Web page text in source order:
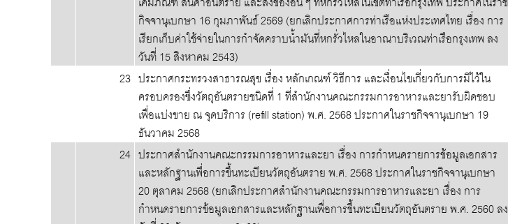
กิจจานุเบกษา 16 กุมภาพันธ์ 2569 (ยกเลิกประกาศการท่าเรือแห่งประเทศไทย เรื่อง การ
เรียกเก็บค่าใช้จ่ายในการกำจัดคราบน้ำมันที่หกรั่วไหลในอาณาบริเวณท่าเรือกรุงเทพ ลง
วันที่ 15 สิงหาคม 2543)
23 ประกาศกระทรวงสาธารณสุข เรื่อง หลักเกณฑ์ วิธีการ และเงื่อนไขเกี่ยวกับการมีไว้ใน
ครอบครองซึ่งวัตถุอันตรายชนิดที่ 1 ที่สำนักงานคณะกรรมการอาหารและยารับผิดชอบ
เพื่อแบ่งขาย ณ จุดบริการ (refill station) พ.ศ. 2568 ประกาศในราชกิจจานุเบกษา 19
ธันวาคม 2568
24 ประกาศสำนักงานคณะกรรมการอาหารและยา เรื่อง การกำหนดรายการข้อมูลเอกสาร
และหลักฐานเพื่อการขึ้นทะเบียนวัตถุอันตราย พ.ศ. 2568 ประกาศในราชกิจจานุเบกษา
20 ตุลาคม 2568 (ยกเลิกประกาศสำนักงานคณะกรรมการอาหารและยา เรื่อง การ
กำหนดรายการข้อมูลเอกสารและหลักฐานเพื่อการขึ้นทะเบียนวัตถุอันตราย พ.ศ. 2560 ลง